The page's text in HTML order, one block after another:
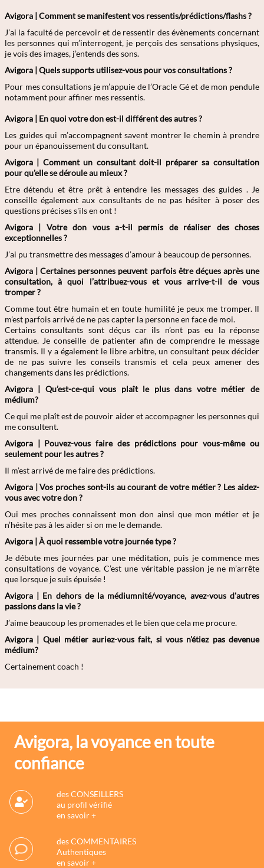
Avigora | Comment se manifestent vos ressentis/prédictions/flashs ?
J’ai la faculté de percevoir et de ressentir des évènements concernant
les personnes qui m’interrogent, je perçois des sensations physiques,
je vois des images, j’entends des sons.
Avigora | Quels supports utilisez-vous pour vos consultations ?
Pour mes consultations je m’appuie de l’Oracle Gé et de mon pendule
notamment pour affiner mes ressentis.
Avigora | En quoi votre don est-il différent des autres ?
Les guides qui m’accompagnent savent montrer le chemin à prendre
pour un épanouissement du consultant.
Avigora | Comment un consultant doit-il préparer sa consultation
pour qu'elle se déroule au mieux ?
Etre détendu et être prêt à entendre les messages des guides . Je
conseille également aux consultants de ne pas hésiter à poser des
questions précises s'ils en ont !
Avigora | Votre don vous a-t-il permis de réaliser des choses
exceptionnelles ?
J’ai pu transmettre des messages d’amour à beaucoup de personnes.
Avigora | Certaines personnes peuvent parfois être déçues après une
consultation, à quoi l’attribuez-vous et vous arrive-t-il de vous
tromper ?
Comme tout être humain et en toute humilité je peux me tromper. Il
m’est parfois arrivé de ne pas capter la personne en face de moi.
Certains consultants sont déçus car ils n’ont pas eu la réponse
attendue. Je conseille de patienter afin de comprendre le message
transmis. Il y a également le libre arbitre, un consultant peux décider
de ne pas suivre les conseils transmis et cela peux amener des
changements dans les prédictions.
Avigora | Qu’est-ce-qui vous plaît le plus dans votre métier de
médium?
Ce qui me plaît est de pouvoir aider et accompagner les personnes qui
me consultent.
Avigora | Pouvez-vous faire des prédictions pour vous-même ou
seulement pour les autres ?
Il m’est arrivé de me faire des prédictions.
Avigora | Vos proches sont-ils au courant de votre métier ? Les aidez-
vous avec votre don ?
Oui mes proches connaissent mon don ainsi que mon métier et je
n’hésite pas à les aider si on me le demande.
Avigora | À quoi ressemble votre journée type ?
Je débute mes journées par une méditation, puis je commence mes
consultations de voyance. C’est une véritable passion je ne m’arrête
que lorsque je suis épuisée !
Avigora | En dehors de la médiumnité/voyance, avez-vous d'autres
passions dans la vie ?
J’aime beaucoup les promenades et le bien que cela me procure.
Avigora | Quel métier auriez-vous fait, si vous n’étiez pas devenue
médium?
Certainement coach !
Avigora, la voyance en toute
confiance
des CONSEILLERS
au profil vérifié
en savoir +
des COMMENTAIRES
Authentiques
en savoir +